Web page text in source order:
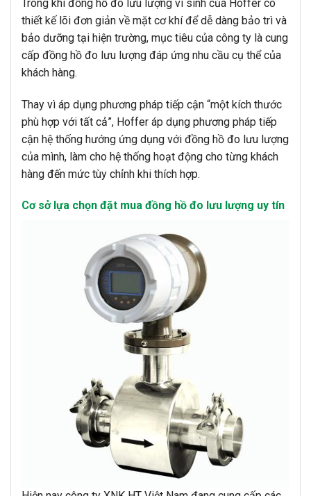
Trong khi đồng hồ đo lưu lượng vi sinh của Hoffer có
thiết kế lõi đơn giản về mặt cơ khí để dễ dàng bảo trì và
bảo dưỡng tại hiện trường, mục tiêu của công ty là cung
cấp đồng hồ đo lưu lượng đáp ứng nhu cầu cụ thể của
khách hàng.
Thay vì áp dụng phương pháp tiếp cận “một kích thước
phù hợp với tất cả”, Hoffer áp dụng phương pháp tiếp
cận hệ thống hướng ứng dụng với đồng hồ đo lưu lượng
của mình, làm cho hệ thống hoạt động cho từng khách
hàng đến mức tùy chỉnh khi thích hợp.
Cơ sở lựa chọn đặt mua đồng hồ đo lưu lượng uy tín